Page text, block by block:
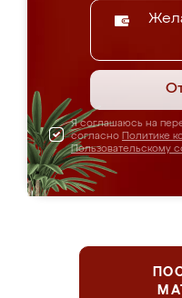
Я соглашаюсь на
согласно Политике
Пользовательскому